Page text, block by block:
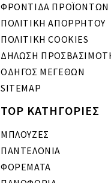
ΦΡΟΝΤΙΔΑ ΠΡΟΪΟΝΤΩΝ
ΠΟΛΙΤΙΚΗ ΑΠΟΡΡΗΤΟΥ
ΠΟΛΙΤΙΚΗ COOKIES
ΔΗΛΩΣΗ
ΟΔΗΓΟΣ ΜΕΓΕΘΩΝ
SITEMAP
TOP ΚΑΤΗΓΟΡΙΕΣ
ΜΠΛΟΥΖΕΣ
ΠΑΝΤΕΛΟΝΙΑ
ΦΟΡΕΜΑΤΑ